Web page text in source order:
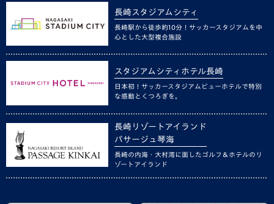
長崎スタジアムシティ
長崎駅から徒歩約10分！サッカースタジアムを中
心とした大型複合施設
スタジアムシティホテル長崎
日本初！サッカースタジアムビューホテルで特別
な感動とくつろぎを。
長崎リゾートアイランド
パサージュ琴海
長崎の内海・大村湾に面したゴルフ＆ホテルのリ
ゾートアイランド